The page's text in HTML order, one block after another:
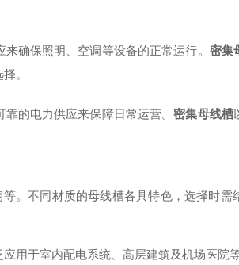
确保照明、空调等设备的正常运行。 密集
。
靠的电力供应来保障日常运营。密集母线槽
。不同材质的母线槽各具特色，选择时需
用于室内配电系统、高层建筑及机场医院等